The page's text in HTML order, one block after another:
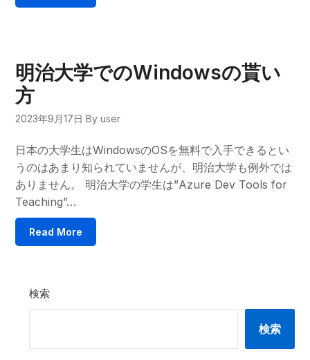
明治大学でのWindowsの貰い
方
2023年9月17日 By user
日本の大学生はWindowsのOSを無料で入手できるとい
うのはあまり知られていませんが、明治大学も例外では
ありません。 明治大学の学生は”Azure Dev Tools for
Teaching”…
Read More
検索
検索